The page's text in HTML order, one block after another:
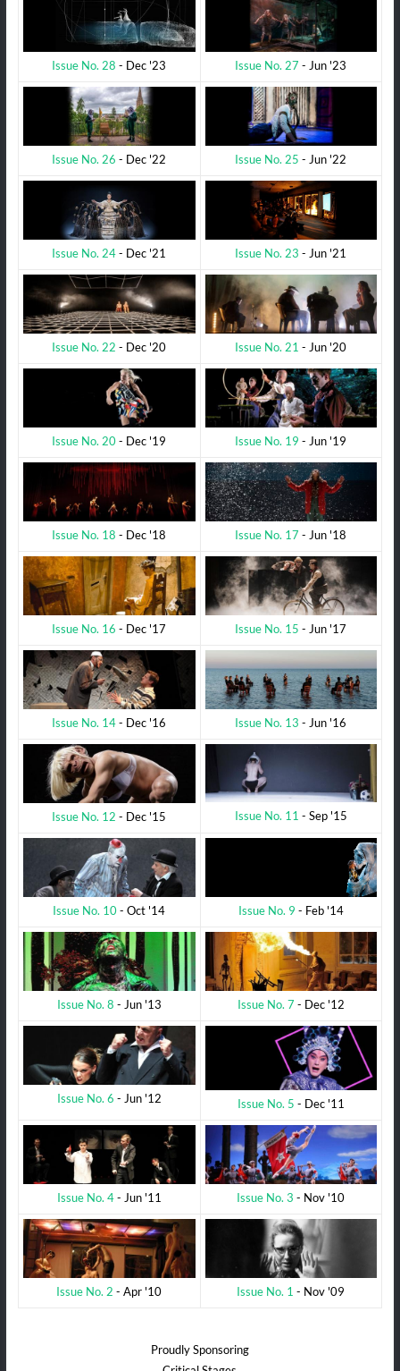
Issue No. 28 - Dec '23 Issue No. 27 - Jun '23
Issue No. 26 - Dec '22 Issue No. 25 - Jun '22
Issue No. 24- Dec '21 Issue No. 23 - Jun '21
Issue No. 22 - Dec '20 Issue No. 21 - Jun '20
Issue No. 20- Dec '19 Issue No. 19 - Jun '19
Issue No. 18 - Dec '18 Issue No. 17 - Jun '18
Issue No. 16 - Dec '17 Issue No. 15 - Jun '17
Issue No. 14- Dec '16 Issue No. 13 - Jun '16
Issue No. 12 - Dec '15 Issue No. 11 - Sep '15
Issue No. 10- Oct '14 Issue No. 9 - Feb '14
Issue No. 8 - Jun '13 Issue No. 7 - Dec '12
Issue No. 6 - Jun '12 Issue No. 5 - Dec '11
Issue No. 4- Jun '11 Issue No. 3 - Nov '10
Issue No. 2 - Apr '10 Issue No. 1 - Nov '09
Proudly Sponsoring